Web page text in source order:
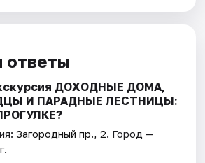
ответы
ДОХОДНЫЕ ДОМА,
И ПАРАДНЫЕ ЛЕСТНИЦЫ:
Загородный пр., 2. Город —